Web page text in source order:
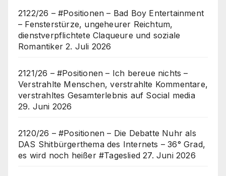
2122/26 – #Positionen – Bad Boy Entertainment
– Fensterstürze, ungeheurer Reichtum,
dienstverpflichtete Claqueure und soziale
Romantiker 2. Juli 2026
2121/26 – #Positionen – Ich bereue nichts –
Verstrahlte Menschen, verstrahlte Kommentare,
verstrahltes Gesamterlebnis auf Social media
29. Juni 2026
2120/26 – #Positionen – Die Debatte Nuhr als
DAS Shitbürgerthema des Internets – 36° Grad,
es wird noch heißer #Tageslied 27. Juni 2026